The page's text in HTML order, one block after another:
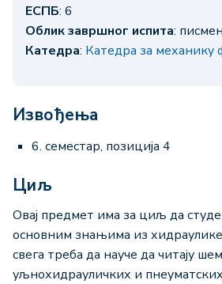
ЕСПБ: 6
Облик завршног испита:
Катедра: Катедра за механику
Извођења
6. семестар, позиција 4
Циљ
Овај предмет има за циљ да
основним знањима из
свега треба да науче да читају
уљнохидрауличких и